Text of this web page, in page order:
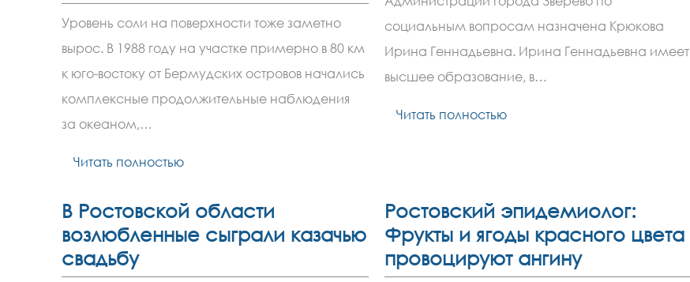
Уровень соли на поверхности тоже заметно
вырос. В 1988 году на участке примерно в 80 км
к юго-востоку от Бермудских островов начались
комплексные продолжительные наблюдения
за океаном,…
Читать полностью
социальным вопросам назначена Крюкова
Ирина Геннадьевна. Ирина Геннадьевна имеет
высшее образование, в…
Читать полностью
В Ростовской области
возлюбленные сыграли казачью
свадьбу
Ростовский эпидемиолог:
Фрукты и ягоды красного цвета
провоцируют ангину